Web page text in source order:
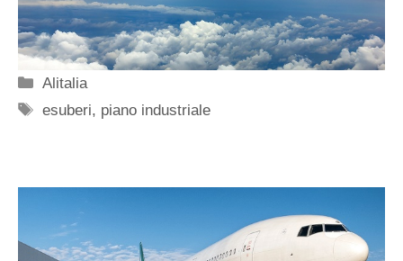
Categorie
Alitalia
Tag
esuberi, piano industriale